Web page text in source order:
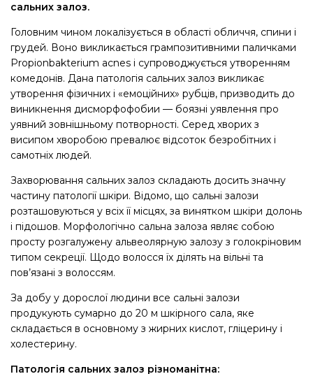
сальних залоз.
Головним чином локалізується в області обличчя, спини і
грудей. Воно викликається грампозитивними паличками
Propionbakterium acnes і супроводжується утворенням
комедонів. Дана патологія сальних залоз викликає
утворення фізичних і «емоційних» рубців, призводить до
виникнення дисморфофобии — боязні уявлення про
уявний зовнішньому потворності. Серед хворих з
висипом хворобою превалює відсоток безробітних і
самотніх людей.
Захворювання сальних залоз складають досить значну
частину патології шкіри. Відомо, що сальні залози
розташовуються у всіх її місцях, за винятком шкіри долонь
і підошов. Морфологічно сальна залоза являє собою
просту розгалужену альвеолярную залозу з голокріновим
типом секреції. Щодо волосся їх ділять на вільні та
пов’язані з волоссям.
За добу у дорослої людини все сальні залози
продукують сумарно до 20 м шкірного сала, яке
складається в основному з жирних кислот, гліцерину і
холестерину.
Патологія сальних залоз різноманітна: